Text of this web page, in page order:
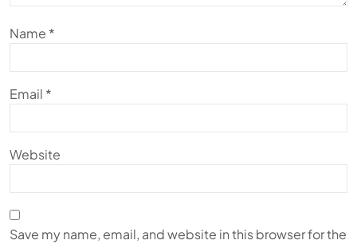
Name *
Email *
Website
Save my name, email, and website in this browser for the